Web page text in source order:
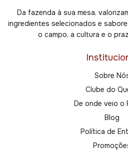
Da fazenda à sua mesa,
ingredientes selecionados e
o campo, a cultura e o
Sobre
Clube do
De onde veio o
Blog
Política de